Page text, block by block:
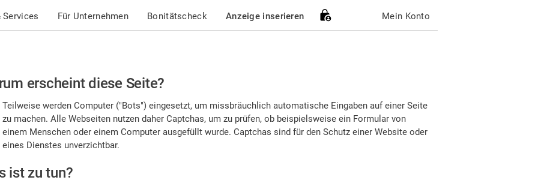
Services Für Unternehmen Bonitätscheck Anzeige inserieren Mein Konto
erscheint diese Seite?
Teilweise werden Computer ("Bots") eingesetzt, um missbräuchlich automatische Eingaben auf einer Seite
zu machen. Alle Webseiten nutzen daher Captchas, um zu prüfen, ob beispielsweise ein Formular von
einem Menschen oder einem Computer ausgefüllt wurde. Captchas sind für den Schutz einer Website oder
eines Dienstes unverzichtbar.
ist zu tun?